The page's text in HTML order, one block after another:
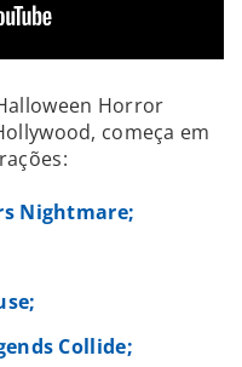
Horror
começa em
Nightmare;
Collide;